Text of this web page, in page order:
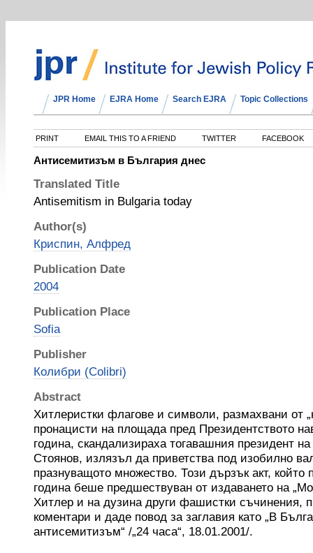
JPR Home EJRA Home Search EJRA Topic Collections
PRINT EMAIL THIS TO A FRIEND TWITTER FACEBOOK
Антисемитизъм в България днес
Translated Title
Antisemitism in Bulgaria today
Author(s)
Криспин, Алфред
Publication Date
2004
Publication Place
Sofia
Publisher
Колибри (Colibri)
Abstract
Хитлеристки флагове и символи, размахвани от
пронацисти на площада пред Президентството
година, скандализираха тогавашния президент
Стоянов, излязъл да приветства под изобилно
празнуващото множество. Този дързък акт, който
година беше предшествуван от издаването на
Хитлер и на дузина други фашистки съчинения,
коментари и даде повод за заглавия като „В
антисемитизъм“ /„24 часа“, 18.01.2001/.